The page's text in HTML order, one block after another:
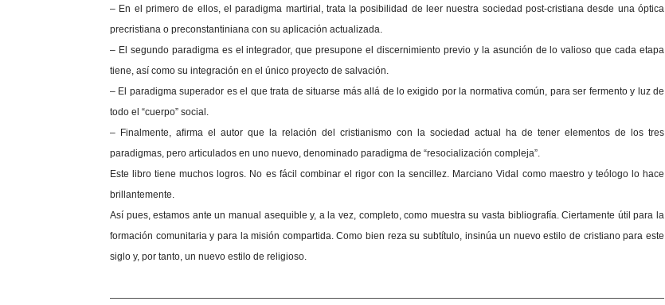
– En el primero de ellos, el paradigma martirial, trata la posibilidad de leer nuestra sociedad post-cristiana desde una óptica
precristiana o preconstantiniana con su aplicación actualizada.
– El segundo paradigma es el integrador, que presupone el discernimiento previo y la asunción de lo valioso que cada etapa
tiene, así como su integración en el único proyecto de salvación.
– El paradigma superador es el que trata de situarse más allá de lo exigido por la normativa común, para ser fermento y luz de
todo el “cuerpo” social.
– Finalmente, afirma el autor que la relación del cristianismo con la sociedad actual ha de tener elementos de los tres
paradigmas, pero articulados en uno nuevo, denominado paradigma de “resocialización compleja”.
Este libro tiene muchos logros. No es fácil combinar el rigor con la sencillez. Marciano Vidal como maestro y teólogo lo hace
brillantemente.
Así pues, estamos ante un manual asequible y, a la vez, completo, como muestra su vasta bibliografía. Ciertamente útil para la
formación comunitaria y para la misión compartida. Como bien reza su subtítulo, insinúa un nuevo estilo de cristiano para este
siglo y, por tanto, un nuevo estilo de religioso.
——————————————————————————————————————————————————————————